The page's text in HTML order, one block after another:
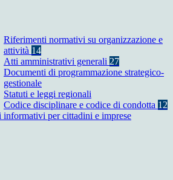
Riferimenti normativi su organizzazione e
attività 14
Atti amministrativi generali 27
Documenti di programmazione strategico-
gestionale
Statuti e leggi regionali
Codice disciplinare e codice di condotta 12
informativi per cittadini e imprese